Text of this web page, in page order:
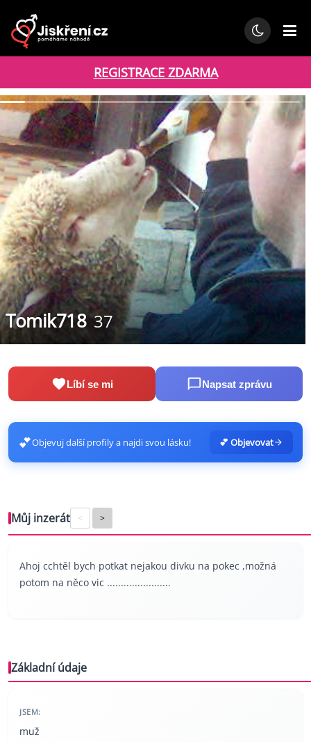
REGISTRACE ZDARMA
Tomik718 37
Líbí se mi Napsat zprávu
💕Objevuj další profily a najdi svou lásku! 💕 Objevovat
Můj inzerát < >
Ahoj cchtěl bych potkat nejakou divku na pokec ,možná
potom na něco vic .......................
Základní údaje
JSEM:
muž